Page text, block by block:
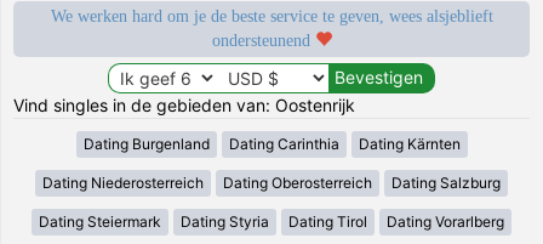
We werken hard om je de beste service te geven, wees alsjeblieft
ondersteunend
Vind singles in de gebieden van: Oostenrijk
Dating Burgenland Dating Carinthia Dating Kärnten
Dating Niederosterreich Dating Oberosterreich Dating Salzburg
Dating Steiermark Dating Styria Dating Tirol Dating Vorarlberg